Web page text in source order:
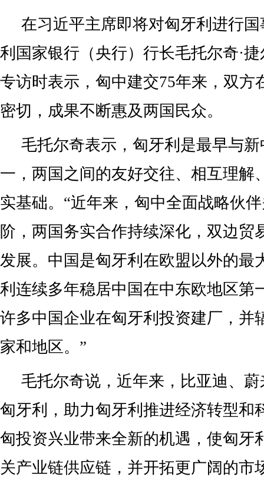
在习近平主席即将对匈牙利进行
利国家银行（央行）行长毛托尔奇·
专访时表示，匈中建交75年来，双方
密切，成果不断惠及两国民众。
毛托尔奇表示，匈牙利是最早与
一，两国之间的友好交往、相互理解
实基础。“近年来，匈中全面战略伙
阶，两国务实合作持续深化，双边贸
发展。中国是匈牙利在欧盟以外的最
利连续多年稳居中国在中东欧地区第
许多中国企业在匈牙利投资建厂，并
家和地区。”
毛托尔奇说，近年来，比亚迪、
匈牙利，助力匈牙利推进经济转型和
匈投资兴业带来全新的机遇，使匈牙
关产业链供应链，并开拓更广阔的市